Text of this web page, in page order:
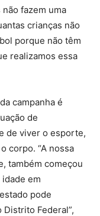
fazem uma
crianças não
porque não têm
realizamos essa
campanha é
de
de viver o esporte,
corpo. “A nossa
também começou
em
pode
Federal”,